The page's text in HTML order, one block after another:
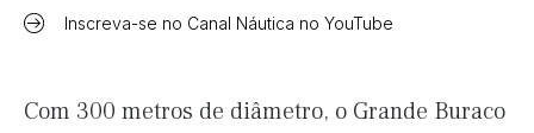
Inscreva-se no Canal Náutica no YouTube
Com 300 metros de diâmetro, o Grande Buraco